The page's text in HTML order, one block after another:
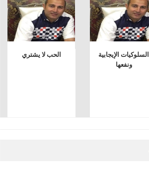
السلوكيات الإيجابية
ونفعها
الحب لا يشتري